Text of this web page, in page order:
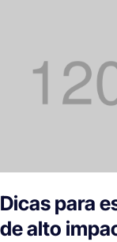
Dicas para
de alto